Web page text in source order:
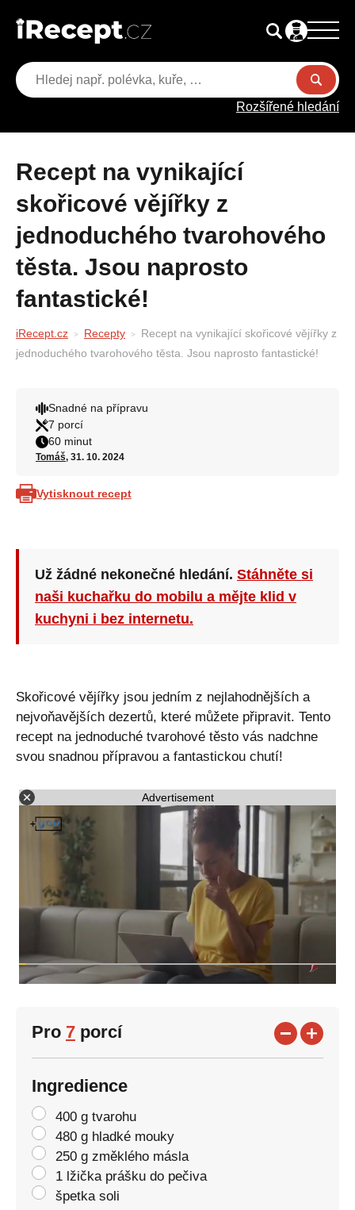
Rozšířené hledání
Recept na vynikající
skořicové vějířky z
jednoduchého tvarohového
těsta. Jsou naprosto
fantastické!
iRecept.cz Recepty
Recept na vynikající skořicové vějířky z
jednoduchého tvarohového těsta. Jsou naprosto fantastické!
Snadné na přípravu
7 porcí
60 minut
Tomáš, 31. 10. 2024
Vytisknout recept
Už žádné nekonečné hledání. Stáhněte si
naši kuchařku do mobilu a mějte klid v
kuchyni i bez internetu.
Skořicové vějířky jsou jedním z nejlahodnějších a
nejvoňavějších dezertů, které můžete připravit. Tento
recept na jednoduché tvarohové těsto vás nadchne
svou snadnou přípravou a fantastickou chutí!
Advertisement
Pro 7 porcí
Ingredience
400 g tvarohu
480 g hladké mouky
250 g změklého másla
1 lžička prášku do pečiva
špetka soli